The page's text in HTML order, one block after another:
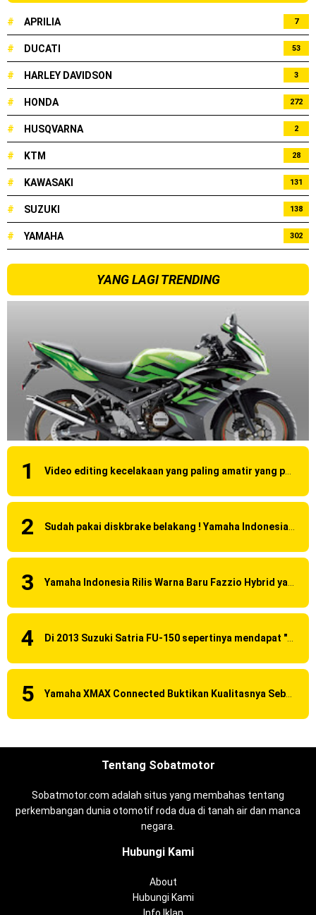
# APRILIA 7
# DUCATI 53
# HARLEY DAVIDSON 3
# HONDA 272
# HUSQVARNA 2
# KTM 28
# KAWASAKI 131
# SUZUKI 138
# YAMAHA 302
YANG LAGI TRENDING
Tentang Sobatmotor
Sobatmotor.com adalah situs yang membahas tentang
perkembangan dunia otomotif roda dua di tanah air dan manca
negara.
Hubungi Kami
About
Hubungi Kami